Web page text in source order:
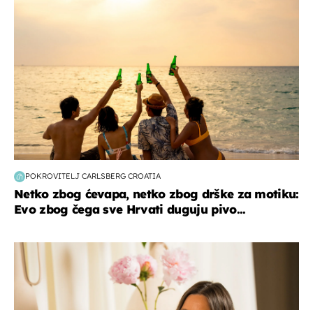
POKROVITELJ CARLSBERG CROATIA
Netko zbog ćevapa, netko zbog drške za motiku:
Evo zbog čega sve Hrvati duguju pivo...
moda & ljepota